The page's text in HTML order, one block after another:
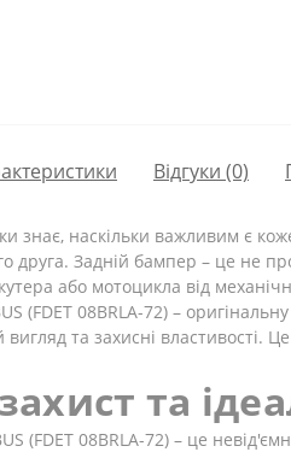
Відгуки (0)
знає, наскільки важливим є
друга. Задній бампер – це не
або мотоцикла від
(FDET 08BRLA-72) –
та захисні властивості.
та
(FDET 08BRLA-72) – це